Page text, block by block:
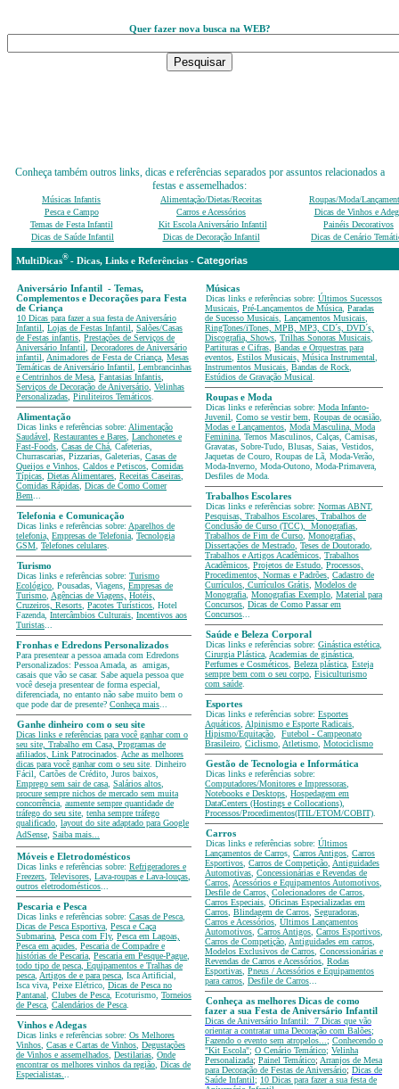
Quer fazer nova busca na WEB?
Conheça também outros links, dicas e referências separados por assuntos relacionados a
festas e assemelhados:
Músicas Infantis Alimentação/Dietas/Receitas
Roupas/Moda/
Pesca e Campo
Carros e Acessórios
Dicas de Vinhos e
Temas de Festa Infantil
Kit Escola Aniversário Infantil
Painéis Decorativos
Dicas de Saúde Infantil
Dicas de Decoração Infantil Dicas de Cenário
MultiDicas® - Dicas, Links e Referências -
Aniversário Infantil - Temas,
Complementos e Decorações para Festa
de Criança
10 Dicas para fazer a sua festa de Aniversário
Infantil
Lojas de Festas Infantil
Salões/Casas
de Festas infantis Prestações de Serviços de
Aniversário Infantil
Decoradores de Aniversário
infantil
Animadores de Festa de Criança Mesas
Temáticas de Aniversário Infantil
Lembrancinhas
e Centrinhos de Mesa Fantasias Infantis
Serviços de Decoração de Aniversário Velinhas
Personalizadas Piruliteiros Temáticos
Alimentação
Dicas links e referências sobre: Alimentação
Saudável
Restaurantes e Bares Lanchonetes e
Fast-Foods Casas de Chá , Cafeterias,
Churrascarias, Pizzarias, Galeterias, Casas de
Queijos e Vinhos Caldos e Petiscos Comidas
Típicas Dietas Alimentares Receitas Caseiras
Comidas Rápidas Dicas de Como Comer
Bem
Telefonia e Comunicação
Dicas links e referências sobre: Aparelhos de
telefonia, Empresas de Telefonia Tecnologia
GSM Telefones celulares
Turismo
Dicas links e referências sobre: Turismo
Ecológico , Pousadas, Viagens, Empresas de
Turismo Agências de Viagens, Hotéis,
Cruzeiros, Resorts Pacotes Turísticos , Hotel
Fazenda, Intercâmbios Culturais Incentivos aos
Turistas
Fronhas e Edredons Personalizados
Para presentear a pessoa amada com Edredons
Personalizados: Pessoa Amada, as amigas,
casais que vão se casar. Sabe aquela pessoa que
você deseja presentear de forma especial,
diferenciada, no entanto não sabe muito bem o
que pode dar de presente? Conheça mais
Ganhe dinheiro com o seu site
Dicas links e referências para você ganhar com o
seu site, Trabalho em Casa, Programas de
afiliados, Link Patrocinados Ache as melhores
dicas para você ganhar com o seu site . Dinheiro
Fácil, Cartões de Crédito, Juros baixos,
Emprego sem sair de casa Salários altos
procure sempre nichos de mercado sem muita
concorrência aumente sempre quantidade de
tráfego do seu site tenha sempre tráfego
qualificado layout do site adaptado para Google
AdSense, Saiba mais...
Móveis e Eletrodomésticos
Dicas links e referências sobre: Refrigeradores e
Freezers Televisores Lava-roupas e Lava-louças
outros eletrodomésticos
Pescaria e Pesca
Dicas links e referências sobre: Casas de Pesca
Dicas de Pesca Esportiva Pesca e Caça
Submarina Pesca com Fly, Pesca em Lagoas,
Pesca em açudes Pescaria de Compadre e
histórias de Pescaria Pescaria em Pesque-Pague
todo tipo de pesca Equipamentos e Tralhas de
pesca Artigos de e para pesca , Isca Artificial,
Isca viva, Peixe Elétrico, Dicas de Pesca no
Pantanal
Clubes de Pesca , Ecoturismo, Torneios
de Pesca Calendários de Pesca
Vinhos e Adegas
Dicas links e referências sobre: Os Melhores
Vinhos Casas e Cartas de Vinhos Degustações
de Vinhos e assemelhados Destilarias Onde
encontrar os melhores vinhos da região Dicas de
Especialistas.
Músicas
Dicas links e referências sobre: Últimos Sucessos
Musicais Pré-Lançamentos de Música Paradas
de Sucesso Musicais Lançamentos Musicais
RingTones/iTones, MPB, MP3, CD´s, DVD´s,
Discografia, Shows Trilhas Sonoras Musicais
Partituras e Cifras Bandas e Orquestras para
eventos Estilos Musicais, Música Instrumental
Instrumentos Musicais Bandas de Rock
Estúdios de Gravação Musical
Roupas e Moda
Dicas links e referências sobre: Moda Infanto-
Juvenil
Como se vestir bem Roupas de ocasião
Modas e Lançamentos Moda Masculina, Moda
Feminina , Ternos Masculinos, Calças, Camisas,
Gravatas, Sobre-Tudo, Blusas, Saias, Vestidos,
Jaquetas de Couro, Roupas de Lã, Moda-Verão,
Moda-Inverno, Moda-Outono, Moda-Primavera,
Desfiles de Moda.
Trabalhos Escolares
Dicas links e referências sobre: Normas ABNT,
Pesquisas, Trabalhos Escolares, Trabalhos de
Conclusão de Curso (TCC), Monografias
Trabalhos de Fim de Curso Monografias,
Dissertações de Mestrado Teses de Doutorado
Trabalhos e Artigos Acadêmicos Trabalhos
Acadêmicos Projetos de Estudo Processos,
Procedimentos, Normas e Padrões Cadastro de
Currículos Currículos Grátis Modelos de
Monografia Monografias Exemplo Material para
Concursos Dicas de Como Passar em
Concursos
Saúde e Beleza Corporal
Dicas links e referências sobre: Ginástica estética
Cirurgia Plástica Academias de ginástica
Perfumes e Cosméticos Beleza plástica Esteja
sempre bem com o seu corpo Fisiculturismo
com saúde
Esportes
Dicas links e referências sobre: Esportes
Aquáticos Alpinismo e Esporte Radicais
Hipismo/Equitação
Futebol - Campeonato
Brasileiro Ciclismo Atletismo Motociclismo
Gestão de Tecnologia e Informática
Dicas links e referências sobre:
Computadores/Monitores e Impressoras
Notebooks e Desktops Hospedagem em
DataCenters (Hostings e Collocations)
Processos/Procedimentos(ITIL/ETOM/COBIT)
Carros
Dicas links e referências sobre: Últimos
Lançamentos de Carros, Carros Antigos Carros
Esportivos Carros de Competição Antiguidades
Automotivas Concessionárias e Revendas de
Carros Acessórios e Equipamentos Automotivos
Desfile de Carros, Colecionadores de Carros
Carros Especiais Oficinas Especializadas em
Carros Blindagem de Carros Seguradoras
Carros e Acessórios Últimos Lançamentos
Automotivos Carros Antigos Carros Esportivos
Carros de Competição Antiguidades em carros
Modelos Exclusivos de Carros Concessionárias e
Revendas de Carros e Acessórios Rodas
Esportivas Pneus / Acessórios e Equipamentos
para carros Desfile de Carros
Conheça as melhores Dicas de como
fazer a sua Festa de Aniversário Infantil
Dicas de Aniversário Infantil: 7 Dicas que vão
orientar a contratar uma Decoração com Balões;
Fazendo o evento sem atropelos... ; Conhecendo o
"Kit Escola"; O Cenário Temático; Velinha
Personalizada; Painel Temático; Arranjos de Mesa
para Decoração de Festas de Aniversário; Dicas de
Saúde Infantil; 10 Dicas para fazer a sua festa de